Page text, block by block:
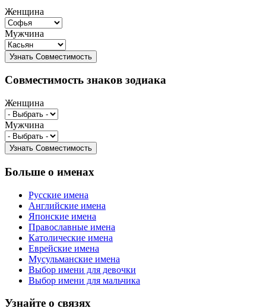
Женщина
Мужчина
Совместимость знаков зодиака
Женщина
Мужчина
Больше о именах
Русские имена
Английские имена
Японские имена
Православные имена
Католические имена
Еврейские имена
Мусульманские имена
Выбор имени для девочки
Выбор имени для мальчика
Узнайте о связях